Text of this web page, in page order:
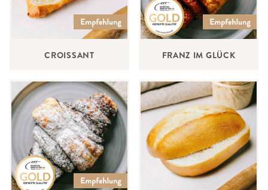
CROISSANT FRANZ IM GLÜCK